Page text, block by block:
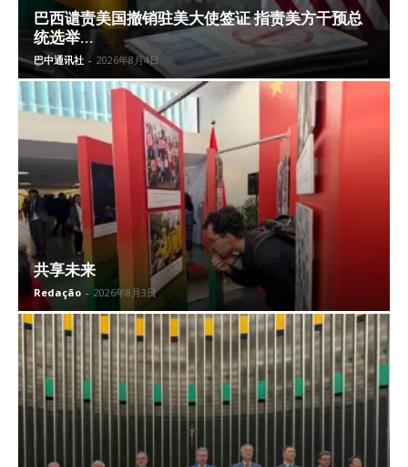
巴西谴责美国撤销驻美大使签证 指责美方干预总
统选举...
巴中通讯社 - 2026年8月4日
共享未来
Redação - 2026年8月3日